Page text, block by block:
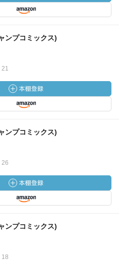
ンプコミックス)
21
ンプコミックス)
26
ンプコミックス)
18